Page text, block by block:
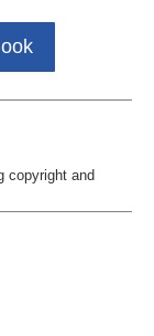
copyright and